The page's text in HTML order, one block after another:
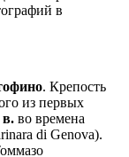
в
. Крепость
из первых
в. во времена
di Genova).